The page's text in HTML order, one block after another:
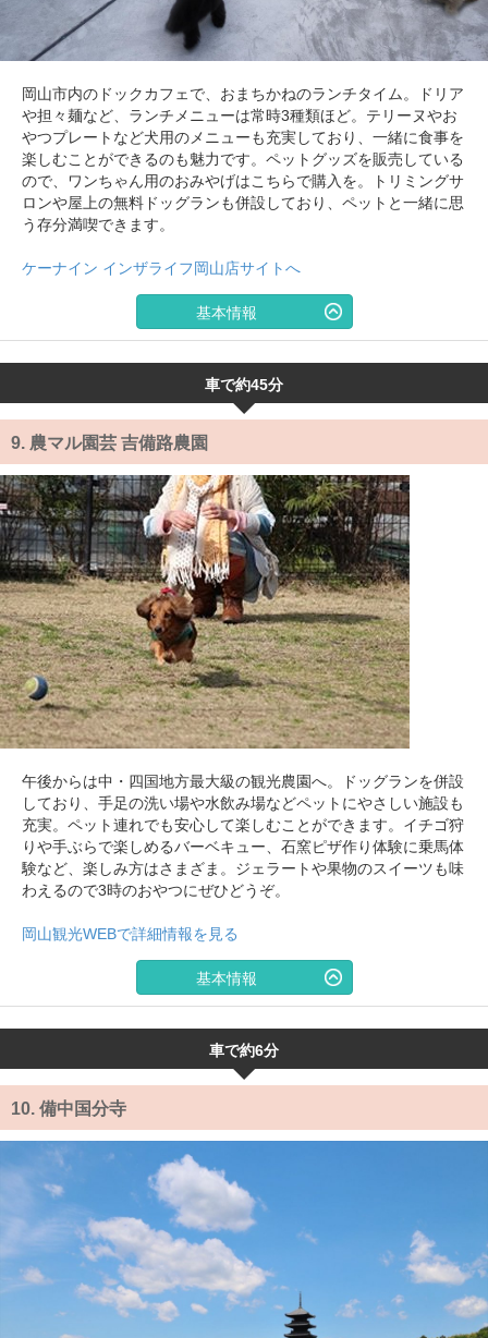
岡山市内のドックカフェで、おまちかねのランチタイム。ドリア
や担々麺など、ランチメニューは常時3種類ほど。テリーヌやお
やつプレートなど犬用のメニューも充実しており、一緒に食事を
楽しむことができるのも魅力です。ペットグッズを販売している
ので、ワンちゃん用のおみやげはこちらで購入を。トリミングサ
ロンや屋上の無料ドッグランも併設しており、ペットと一緒に思
う存分満喫できます。
ケーナイン インザライフ岡山店サイトへ
基本情報
車で約45分
9. 農マル園芸 吉備路農園
午後からは中・四国地方最大級の観光農園へ。ドッグランを併設
しており、手足の洗い場や水飲み場などペットにやさしい施設も
充実。ペット連れでも安心して楽しむことができます。イチゴ狩
りや手ぶらで楽しめるバーベキュー、石窯ピザ作り体験に乗馬体
験など、楽しみ方はさまざま。ジェラートや果物のスイーツも味
わえるので3時のおやつにぜひどうぞ。
岡山観光WEBで詳細情報を見る
基本情報
車で約6分
10. 備中国分寺